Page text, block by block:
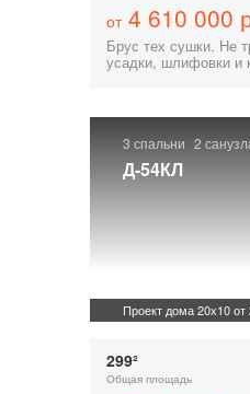
от4 610 000
Брус тех сушки. Не
усадки, шлифовки и
3 спальни 2
Д-54КЛ
Проект дома 20х10 от
299²
Общая площадь